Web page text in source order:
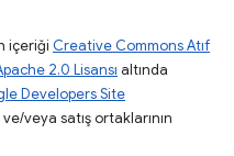
içeriği Creative Commons Atıf
2.0 Lisansı altında
Developers Site
veya satış ortaklarının